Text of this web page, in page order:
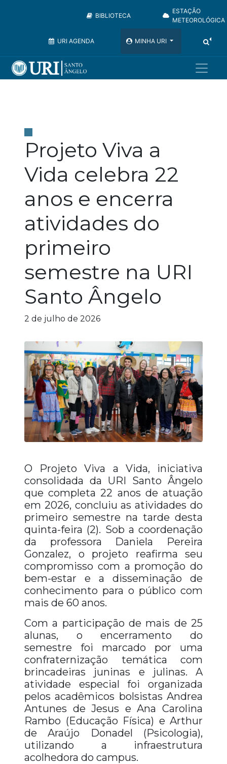
BIBLIOTECA
ESTAÇÃO
METEOROLÓGICA
URI AGENDA MINHA URI
Projeto Viva a
Vida celebra 22
anos e encerra
atividades do
primeiro
semestre na URI
Santo Ângelo
2 de julho de 2026
O Projeto Viva a Vida, iniciativa
consolidada da URI Santo Ângelo
que completa 22 anos de atuação
em 2026, concluiu as atividades do
primeiro semestre na tarde desta
quinta-feira (2). Sob a coordenação
da professora Daniela Pereira
Gonzalez, o projeto reafirma seu
compromisso com a promoção do
bem-estar e a disseminação de
conhecimento para o público com
mais de 60 anos.
Com a participação de mais de 25
alunas, o encerramento do
semestre foi marcado por uma
confraternização temática com
brincadeiras juninas e julinas. A
atividade especial foi organizada
pelos acadêmicos bolsistas Andrea
Antunes de Jesus e Ana Carolina
Rambo (Educação Física) e Arthur
de Araújo Donadel (Psicologia),
utilizando a infraestrutura
acolhedora do campus.